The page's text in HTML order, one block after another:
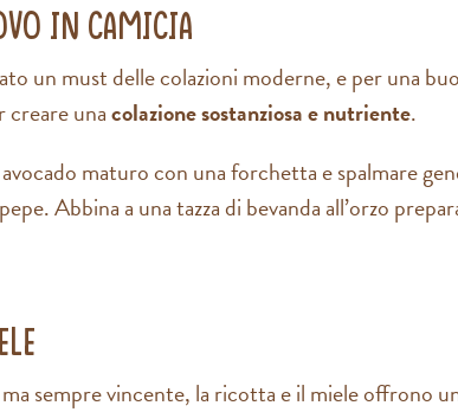
in camicia
un must delle colazioni moderne, e per una
creare unacolazione sostanziosa e nutriente.
maturo con una forchetta e spalmare
Abbina a una tazza di bevanda all’orzo
ma sempre vincente, la ricotta e il miele offrono